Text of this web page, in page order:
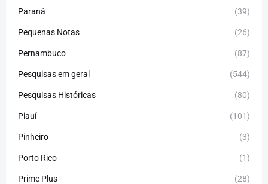
Paraná (39)
Pequenas Notas (26)
Pernambuco (87)
Pesquisas em geral (544)
Pesquisas Históricas (80)
Piauí (101)
Pinheiro (3)
Porto Rico (1)
Prime Plus (28)